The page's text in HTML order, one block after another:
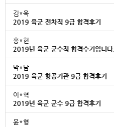
김*욱
2019 육군 전차직 9급 합격후기
홍*현
2019년 육군 군수직 합격수기입니다.
박*남
2019 육군 항공기관 9급 합격후기
이*혁
2019년 육군 군수 9급 합격후기
윤*형